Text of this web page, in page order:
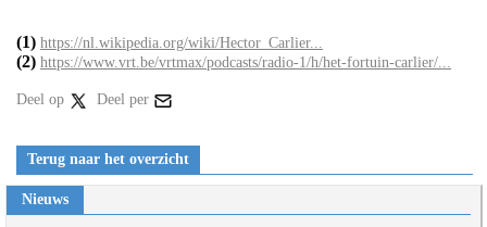
(1) https://nl.wikipedia.org/wiki/Hector_Carlier...
(2) https://www.vrt.be/vrtmax/podcasts/radio-1/h/het-fortuin-carlier/...
Deel op Deel per
Terug naar het overzicht
Nieuws